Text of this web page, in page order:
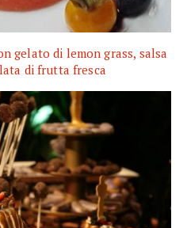
gelato di lemon grass, salsa
di frutta fresca